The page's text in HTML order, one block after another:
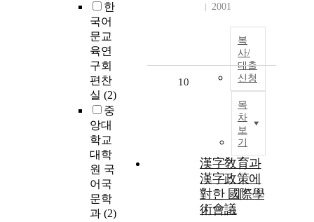
한
국어
문교
육연
구회
편찬
실 (2)
중
앙대
학교
대학
원 국
어국
문학
과 (2)
2001
복
사/
대출
신청
목
차
보
기
10
漢字敎育과
漢字政策에
對한 國際學
術會議